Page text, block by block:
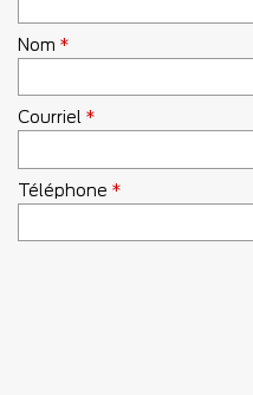
Nom *
Courriel *
Téléphone *